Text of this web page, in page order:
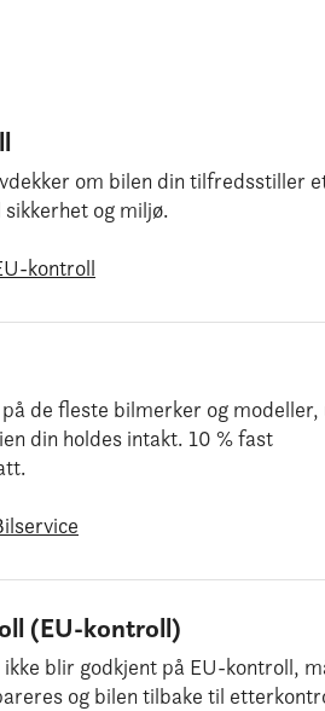
om bilen din tilfredsstiller
og miljø.
kontroll
de fleste bilmerker og modeller,
din holdes intakt. 10 % fast
(EU-kontroll)
blir godkjent på EU-kontroll,
og bilen tilbake til